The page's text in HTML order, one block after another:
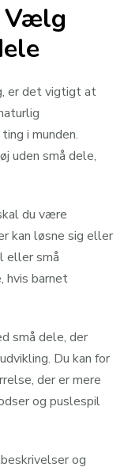
Vælg
er det vigtigt at
i munden.
uden små dele,
du være
kan løsne sig eller
eller små
hvis barnet
små dele, der
Du kan for
der er mere
og puslespil
og